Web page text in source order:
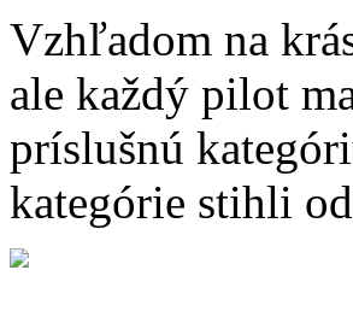
Vzhľadom na
ale každý pilot
príslušnú
kategórie stihli